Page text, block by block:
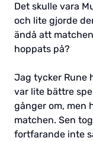
Det skulle vara
och lite gjorde
ändå att
hoppats på?
Jag tycker Rune
var lite bättre
gånger om, men
matchen. Sen
fortfarande inte